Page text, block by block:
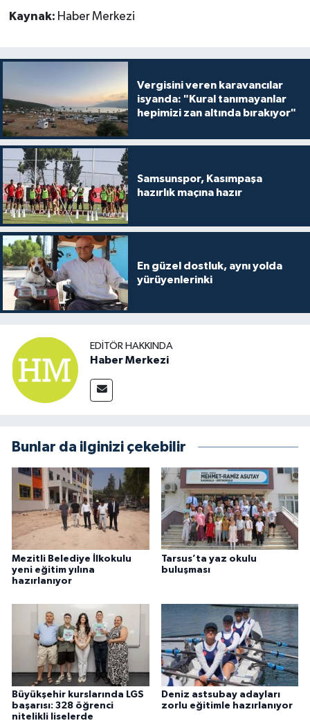
Kaynak: Haber Merkezi
Vergisini veren karavancılar
isyanda: "Kural tanımayanlar
hepimizi zan altında bırakıyor"
Samsunspor, Kasımpaşa
hazırlık maçına hazır
En güzel dostluk, aynı yolda
yürüyenlerinki
EDITÖR HAKKINDA
Haber Merkezi
Bunlar da ilginizi çekebilir
Mezitli Belediye İlkokulu
yeni eğitim yılına
hazırlanıyor
Tarsus’ta yaz okulu
buluşması
Büyükşehir kurslarında LGS
başarısı: 328 öğrenci
nitelikli liselerde
Deniz astsubay adayları
zorlu eğitimle hazırlanıyor